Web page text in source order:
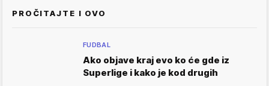
PROČITAJTE I OVO
FUDBAL
Ako objave kraj evo ko će gde iz
Superlige i kako je kod drugih